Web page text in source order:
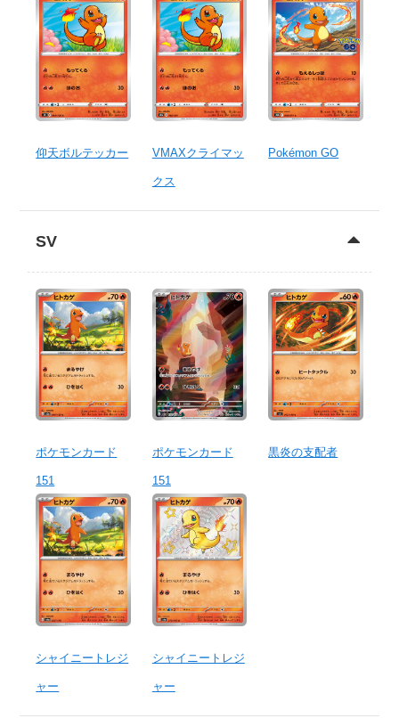
仰天ボルテッカー VMAXクライマッ
クス
Pokémon GO
SV
ポケモンカード
151
ポケモンカード
151
黒炎の支配者
シャイニートレジ
ャー
シャイニートレジ
ャー